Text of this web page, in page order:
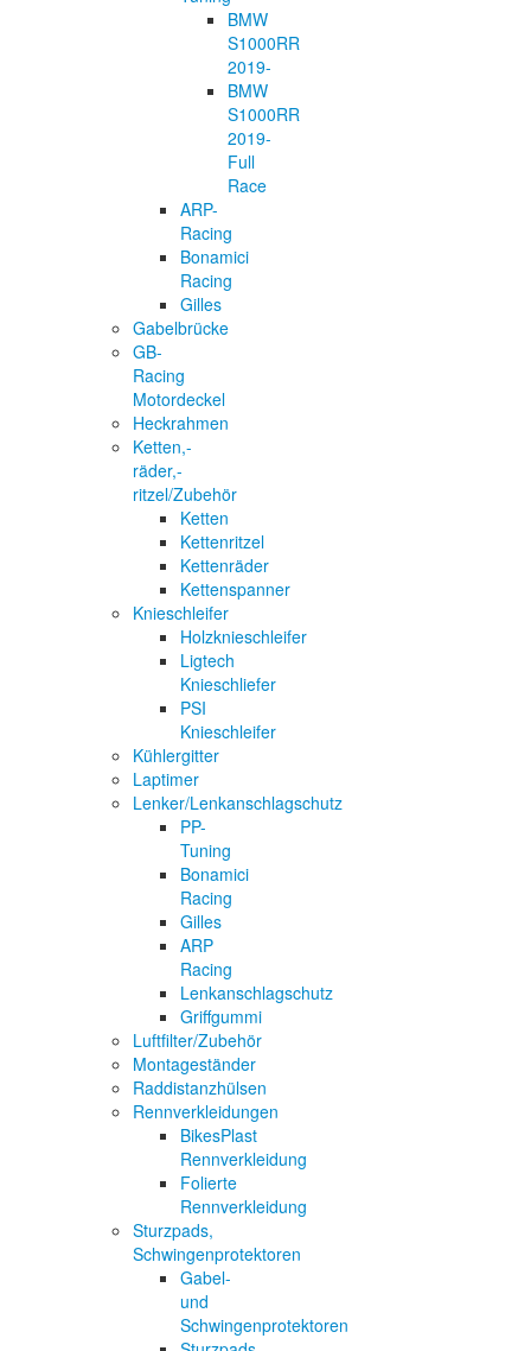
BMW
S1000RR
2019-
BMW
S1000RR
2019-
Full
Race
ARP-
Racing
Bonamici
Racing
Gilles
Gabelbrücke
GB-
Racing
Motordeckel
Heckrahmen
Ketten,-
räder,-
ritzel/Zubehör
Ketten
Kettenritzel
Kettenräder
Kettenspanner
Knieschleifer
Holzknieschleifer
Ligtech
Knieschliefer
PSI
Knieschleifer
Kühlergitter
Laptimer
Lenker/Lenkanschlagschutz
PP-
Tuning
Bonamici
Racing
Gilles
ARP
Racing
Lenkanschlagschutz
Griffgummi
Luftfilter/Zubehör
Montageständer
Raddistanzhülsen
Rennverkleidungen
BikesPlast
Rennverkleidung
Folierte
Rennverkleidung
Sturzpads,
Schwingenprotektoren
Gabel-
und
Schwingenprotektoren